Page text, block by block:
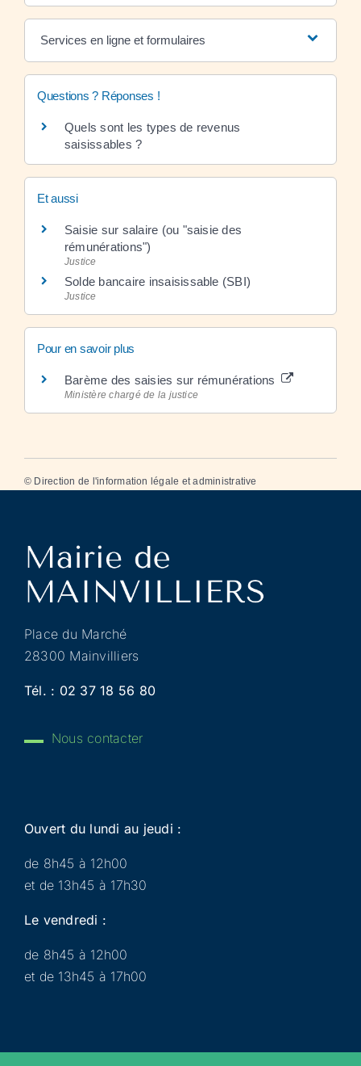
Services en ligne et formulaires
Questions ? Réponses !
Quels sont les types de revenus
saisissables ?
Et aussi
Saisie sur salaire (ou "saisie des
rémunérations")
Justice
Solde bancaire insaisissable (SBI)
Justice
Pour en savoir plus
Barème des saisies sur rémunérations
Ministère chargé de la justice
© Direction de l'information légale et administrative
Place du Marché
28300 Mainvilliers
Tél. : 02 37 18 56 80
Nous contacter
Ouvert du lundi au jeudi :
de 8h45 à 12h00
et de 13h45 à 17h30
Le vendredi :
de 8h45 à 12h00
et de 13h45 à 17h00